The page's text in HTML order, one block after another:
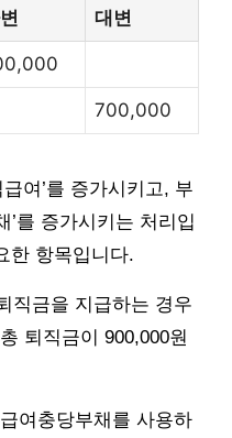
대변
700,000
여’를 증가시키고, 부
’를 증가시키는 처리입
한 항목입니다.
직금을 지급하는 경우
퇴직금이 900,000원
여충당부채를 사용하